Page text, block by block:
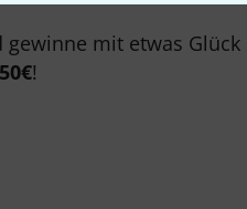
mit etwas Glück
50€!